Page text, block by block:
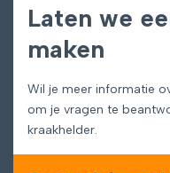
Laten we
maken
Wil je meer informatie
om je vragen te
kraakhelder.